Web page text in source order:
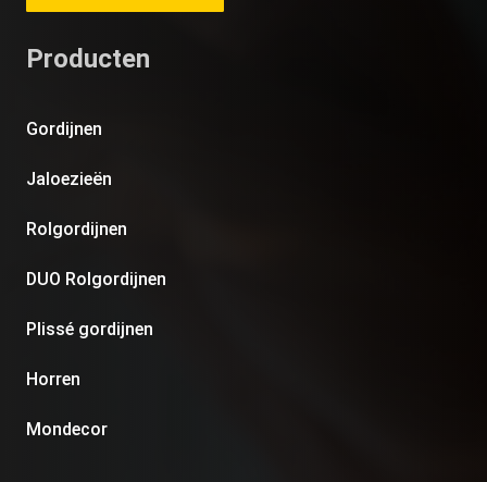
Producten
Gordijnen
Jaloezieën
Rolgordijnen
DUO Rolgordijnen
Plissé gordijnen
Horren
Mondecor